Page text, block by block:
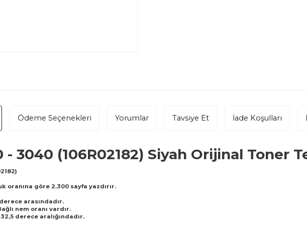
Ödeme Seçenekleri Yorumlar Tavsiye Et İade Koşulları
- 3040 (106R02182) Siyah Orijinal Toner
oranına göre 2.300 sayfa yazdırır.
arasındadır.
nem oranı vardır.
derece aralığındadır.